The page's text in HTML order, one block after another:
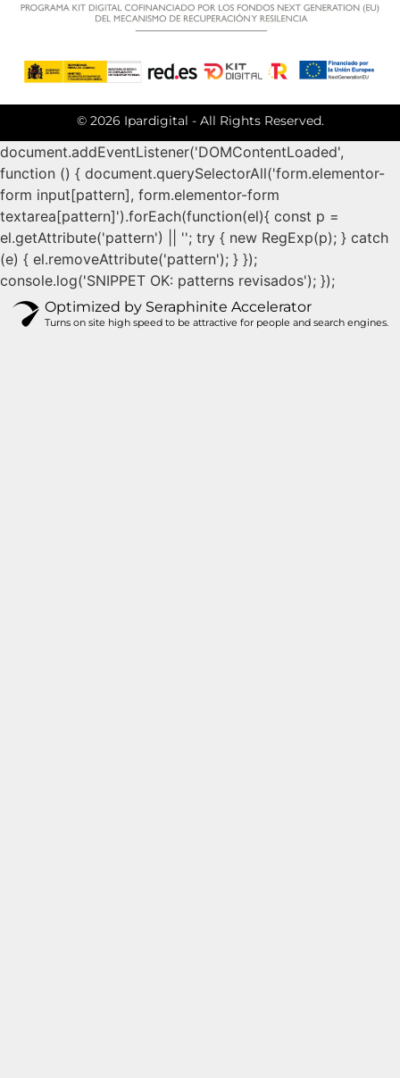
© 2026 Ipardigital - All Rights Reserved.
document.addEventListener('DOMContentLoaded',
function () { document.querySelectorAll('form.elementor-
form input[pattern], form.elementor-form
textarea[pattern]').forEach(function(el){ const p =
el.getAttribute('pattern') || ''; try { new RegExp(p); } catch
(e) { el.removeAttribute('pattern'); } });
console.log('SNIPPET OK: patterns revisados'); });
Optimized by Seraphinite Accelerator
Turns on site high speed to be attractive for people and search engines.